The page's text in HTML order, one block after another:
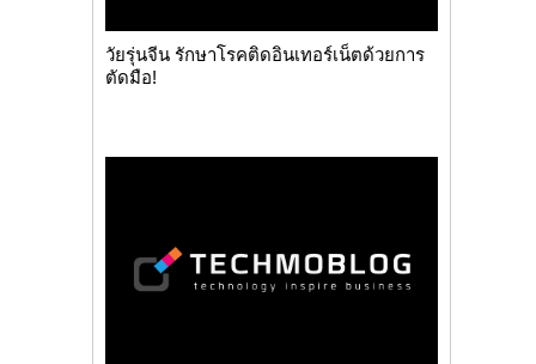
วัยรุ่นจีน รักษาโรคติดอินเทอร์เน็ตด้วยการ
ตัดมือ!